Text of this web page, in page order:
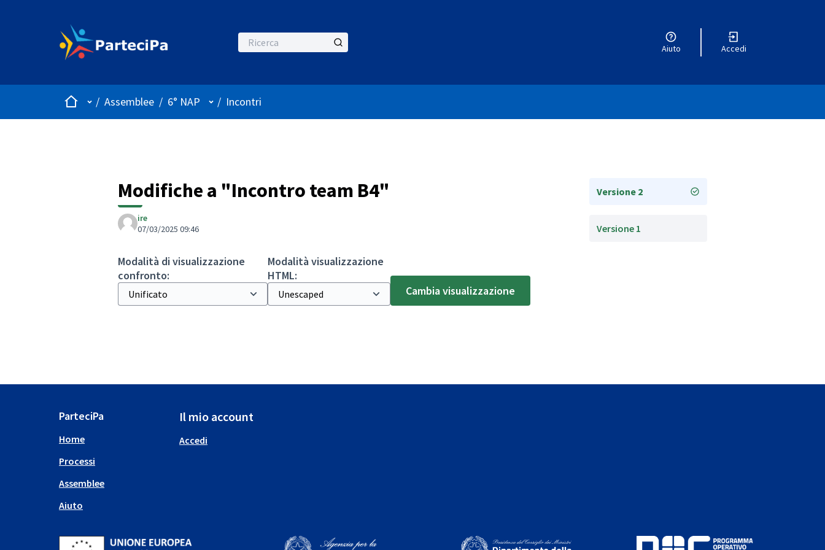
Aiuto Accedi
HomeMenù principale
/ Assemblee / 6° NAP Menù utente
/ Incontri
Modifiche a "Incontro team B4"
ire
07/03/2025 09:46
Modalità di visualizzazione
confronto:
Modalità visualizzazione
HTML:
Cambia visualizzazione
Versione 2
Versione 1
ParteciPa
Home
Processi
Assemblee
Aiuto
Il mio account
Accedi